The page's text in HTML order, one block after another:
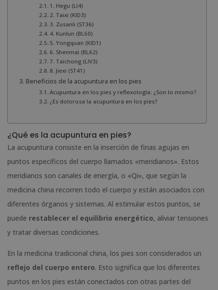
1. Hegu (LI4)
2. Taixi (KID3)
3. Zusanli (ST36)
4. Kunlun (BL60)
5. Yongquan (KID1)
6. Shenmai (BL62)
7. Taichong (LIV3)
8. Jiexi (ST41)
Beneficios de la acupuntura en los pies
Acupuntura en los pies y reflexología: ¿Son lo mismo?
¿Es dolorosa la acupuntura en los pies?
¿Qué es la acupuntura en pies?
La acupuntura consiste en la inserción de finas agujas en
puntos específicos del cuerpo llamados «meridianos». Estos
meridianos son canales de energía, o «Qi», que según la
medicina china recorren todo el cuerpo y están asociados con
diferentes órganos y sistemas. Al estimular estos puntos, se
puede restablecer el equilibrio energético, aliviar tensiones
y tratar diversas condiciones.
En la medicina tradicional china, los pies son considerados un
reflejo del cuerpo entero. Esto significa que los diferentes
puntos en los pies están conectados con otras partes del